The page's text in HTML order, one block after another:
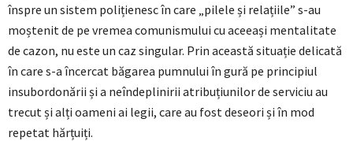
înspre un sistem polițienesc în care „pilele și relațiile” s-au
moștenit de pe vremea comunismului cu aceeași mentalitate
de cazon, nu este un caz singular. Prin această situație delicată
în care s-a încercat băgarea pumnului în gură pe principiul
insubordonării și a neîndeplinirii atribuțiunilor de serviciu au
trecut și alți oameni ai legii, care au fost deseori și în mod
repetat hărțuiți.